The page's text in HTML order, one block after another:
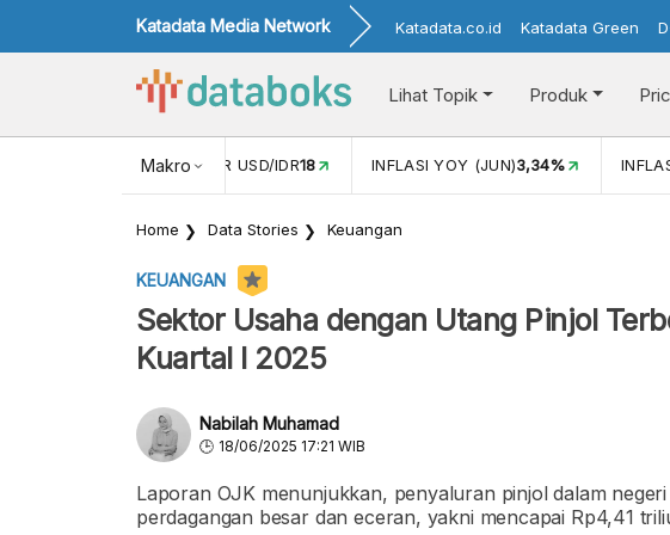
Katadata Media Network Katadata.co.id Katadata Green
Lihat Topik Produk
Makro
NILAI TUKAR USD/IDR18 INFLASI YOY (JUN)3,34%
Home Data Stories Keuangan
KEUANGAN
Sektor Usaha dengan Utang Pinjol
Kuartal I 2025
Nabilah Muhamad
18/06/2025 17:21 WIB
Laporan OJK menunjukkan, penyaluran pinjol dalam
perdagangan besar dan eceran, yakni mencapai Rp4,41